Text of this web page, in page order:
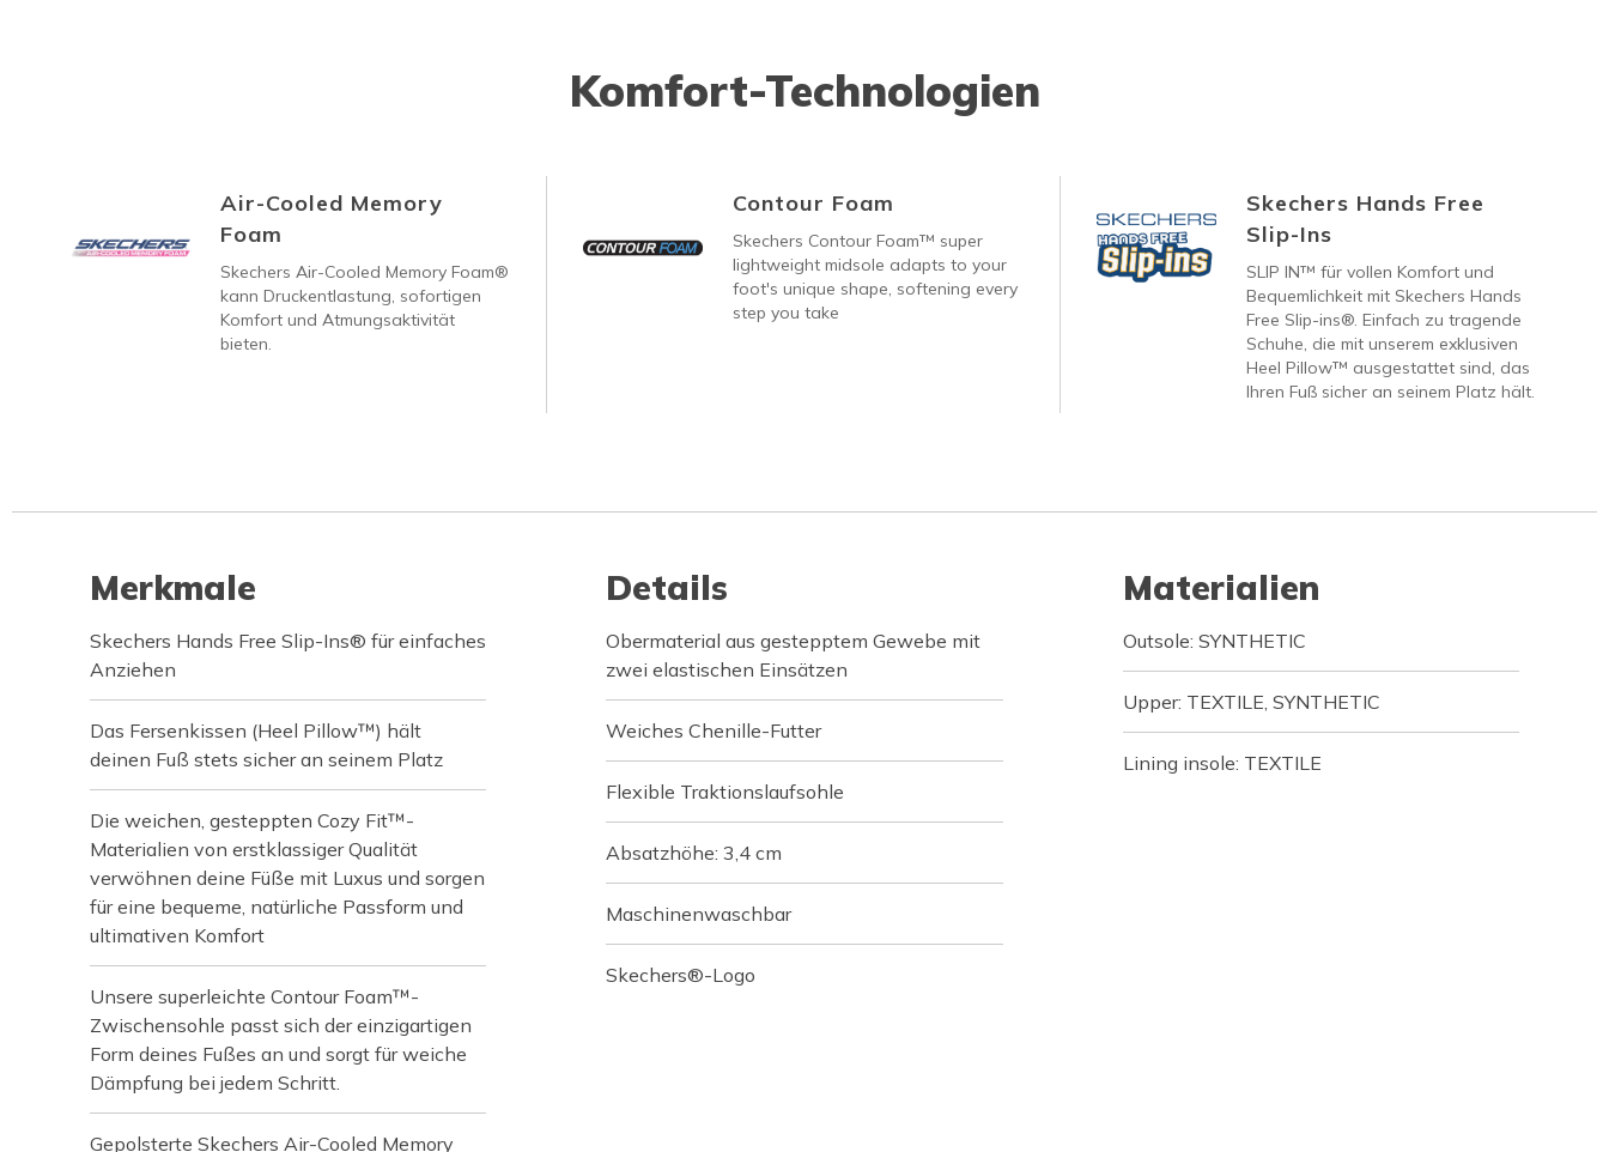
Komfort-Technologien
Air-Cooled Memory
Foam
Skechers Air-Cooled Memory Foam®
kann Druckentlastung, sofortigen
Komfort und Atmungsaktivität
bieten.
Contour Foam
Skechers Contour Foam™ super
lightweight midsole adapts to your
foot's unique shape, softening every
step you take
Skechers Hands Free
Slip-Ins
SLIP IN™ für vollen Komfort und
Bequemlichkeit mit Skechers Hands
Free Slip-ins®. Einfach zu tragende
Schuhe, die mit unserem exklusiven
Heel Pillow™ ausgestattet sind, das
Ihren Fuß sicher an seinem Platz hält.
Merkmale
Skechers Hands Free Slip-Ins® für einfaches
Anziehen
Das Fersenkissen (Heel Pillow™) hält
deinen Fuß stets sicher an seinem Platz
Die weichen, gesteppten Cozy Fit™-
Materialien von erstklassiger Qualität
verwöhnen deine Füße mit Luxus und sorgen
für eine bequeme, natürliche Passform und
ultimativen Komfort
Unsere superleichte Contour Foam™-
Zwischensohle passt sich der einzigartigen
Form deines Fußes an und sorgt für weiche
Dämpfung bei jedem Schritt.
Gepolsterte Skechers Air-Cooled Memory
Details
Obermaterial aus gestepptem Gewebe mit
zwei elastischen Einsätzen
Weiches Chenille-Futter
Flexible Traktionslaufsohle
Absatzhöhe: 3,4 cm
Maschinenwaschbar
Skechers®-Logo
Materialien
Outsole: SYNTHETIC
Upper: TEXTILE, SYNTHETIC
Lining insole: TEXTILE